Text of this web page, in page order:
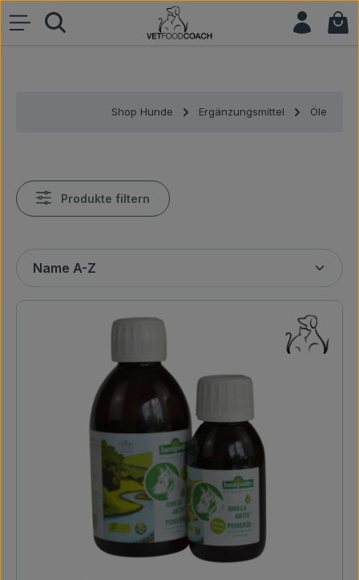
Zum Hauptinhalt springen
Shop Hunde Ergänzungsmittel Öle
Produkte filtern